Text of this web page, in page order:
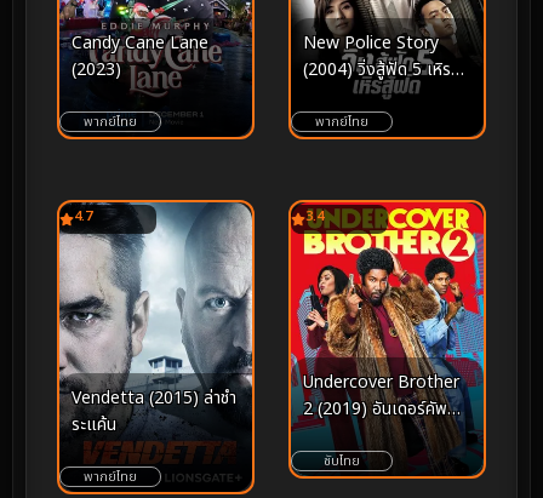
Candy Cane Lane
(2023)
พากย์ไทย
New Police Story
(2004) วิ่งสู้ฟัด 5 เหิรสู้
พากย์ไทย
4.7
Vendetta (2015) ล่าชํา
ระแค้น
พากย์ไทย
3.4
Undercover Brother
2 (2019) อันเดอร์คัพ
เวอร์ บราเธอร์ 2
ซับไทย